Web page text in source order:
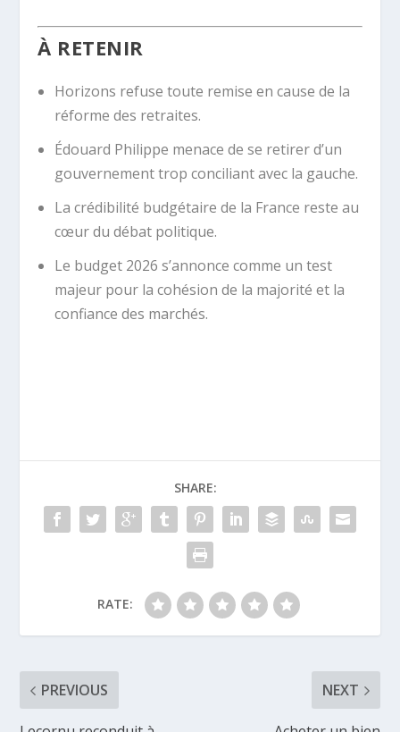
À RETENIR
Horizons refuse toute remise en cause de la
réforme des retraites.
Édouard Philippe menace de se retirer d’un
gouvernement trop conciliant avec la gauche.
La crédibilité budgétaire de la France reste au
cœur du débat politique.
Le budget 2026 s’annonce comme un test
majeur pour la cohésion de la majorité et la
confiance des marchés.
SHARE:
RATE:
PREVIOUS NEXT